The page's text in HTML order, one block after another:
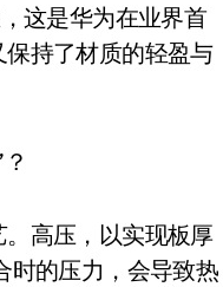
这是华为在业界首
持了材质的轻盈与
高压，以实现板厚
时的压力，会导致热